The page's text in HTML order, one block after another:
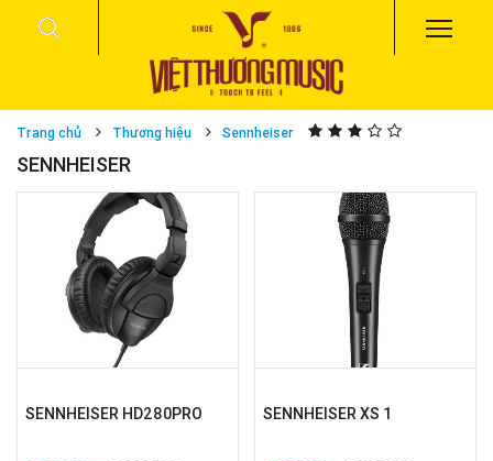
Trang chủ Thương hiệu Sennheiser
SENNHEISER
SENNHEISER HD280PRO SENNHEISER XS 1